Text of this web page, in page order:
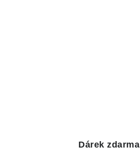
Dárek zdarma